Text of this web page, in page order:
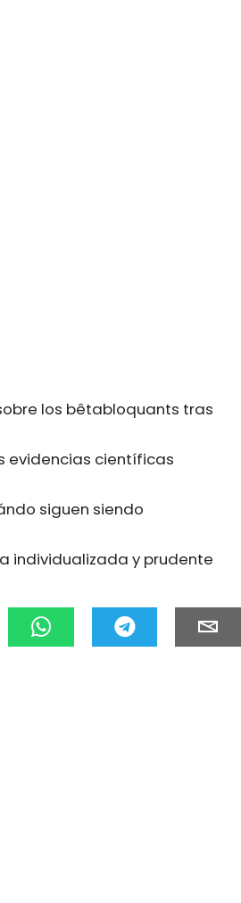
los bêtabloquants tras
evidencias científicas
siguen siendo
individualizada y prudente